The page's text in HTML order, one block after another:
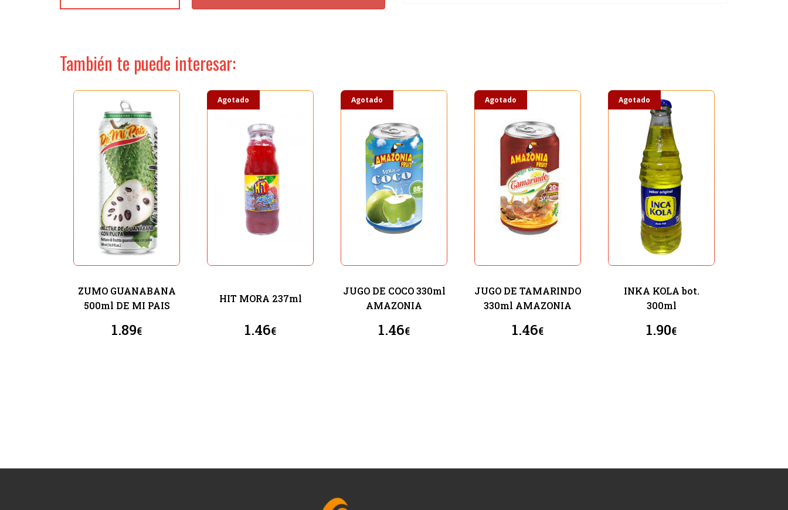
También te puede interesar:
ZUMO GUANABANA
500ml DE MI PAIS
1.89€
Agotado
HIT MORA 237ml
1.46€
Agotado
JUGO DE COCO 330ml
AMAZONIA
1.46€
Agotado
JUGO DE TAMARINDO
330ml AMAZONIA
1.46€
Agotado
INKA KOLA bot.
300ml
1.90€
MIS PRODUCTOS